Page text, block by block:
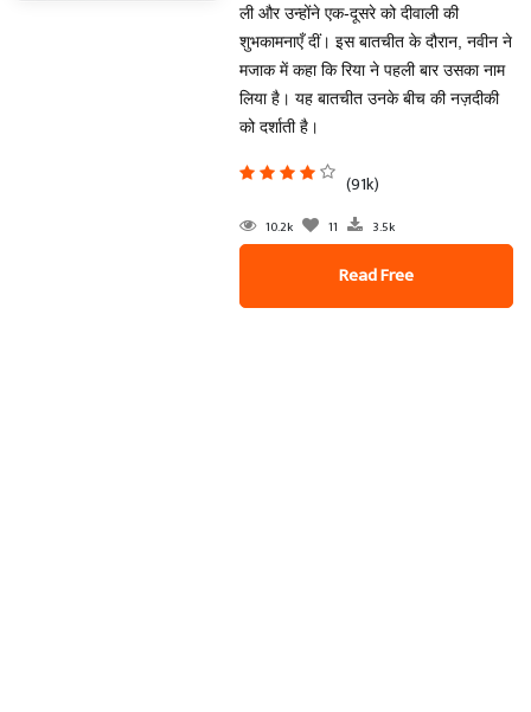
ली और उन्होंने एक-दूसरे को दीवाली की
शुभकामनाएँ दीं। इस बातचीत के दौरान, नवीन ने
मजाक में कहा कि रिया ने पहली बार उसका नाम
लिया है। यह बातचीत उनके बीच की नज़दीकी
को दर्शाती है।
(91k)
10.2k 11 3.5k
Read Free